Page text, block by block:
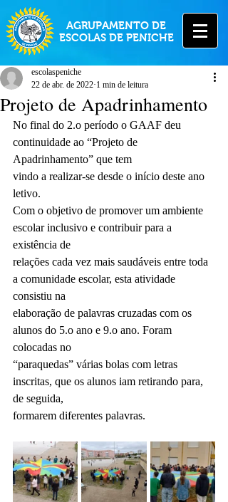
AGRUPAMENTO DE
ESCOLAS DE PENICHE
Projeto de Apadrinhamento
escolaspeniche
22 de abr. de 2022 1 min de leitura
No final do 2.o período o GAAF deu
continuidade ao “Projeto de
Apadrinhamento” que tem
vindo a realizar-se desde o início deste ano
letivo.
Com o objetivo de promover um ambiente
escolar inclusivo e contribuir para a
existência de
relações cada vez mais saudáveis entre toda
a comunidade escolar, esta atividade
consistiu na
elaboração de palavras cruzadas com os
alunos do 5.o ano e 9.o ano. Foram
colocadas no
“paraquedas” várias bolas com letras
inscritas, que os alunos iam retirando para,
de seguida,
formarem diferentes palavras.